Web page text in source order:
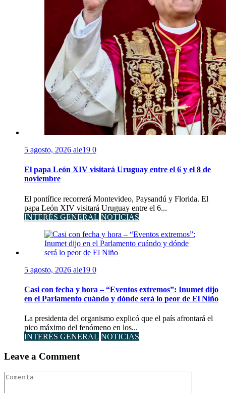
5 agosto, 2026 ale19 0
El papa León XIV visitará Uruguay entre el 6 y el 8 de
noviembre
El pontífice recorrerá Montevideo, Paysandú y Florida. El
papa León XIV visitará Uruguay entre el 6...
INTERÉS GENERAL NOTICIAS
5 agosto, 2026 ale19 0
Casi con fecha y hora – “Eventos extremos”: Inumet dijo
en el Parlamento cuándo y dónde será lo peor de El Niño
La presidenta del organismo explicó que el país afrontará el
pico máximo del fenómeno en los...
INTERÉS GENERAL NOTICIAS
Leave a Comment